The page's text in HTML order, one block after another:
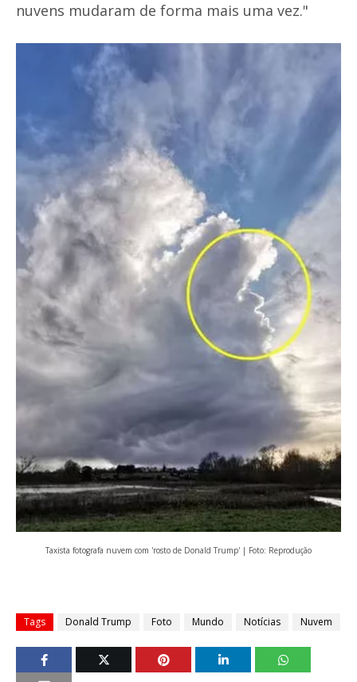
nuvens mudaram de forma mais uma vez."
Taxista fotografa nuvem com 'rosto de Donald Trump' | Foto: Reprodução
Tags Donald Trump Foto Mundo Notícias Nuvem